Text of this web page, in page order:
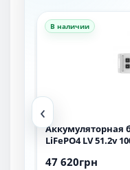
‹
В наличии
Аккумуляторная
LiFePO4 LV 51.2v
47 620грн